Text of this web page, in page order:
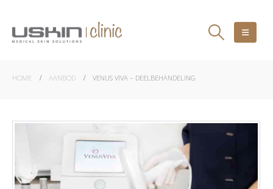
HOME AANBOD VENUS VIVA – DEELBEHANDELING